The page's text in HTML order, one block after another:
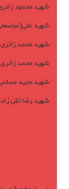
شهید محمود
شهید
شهید محمد زائری
شهید محمد
شهید مجید
شهید رضا تقی